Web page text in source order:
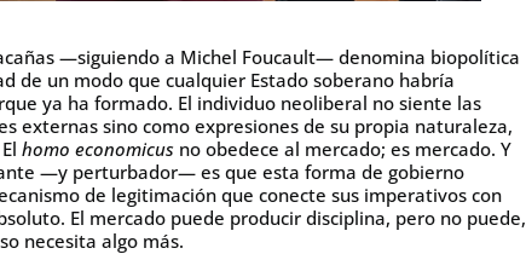
—siguiendo a Michel Foucault— denomina biopolítica
de un modo que cualquier Estado soberano habría
ya ha formado. El individuo neoliberal no siente las
externas sino como expresiones de su propia naturaleza,
homo economicus no obedece al mercado; es mercado. Y
—y perturbador— es que esta forma de gobierno
de legitimación que conecte sus imperativos con
El mercado puede producir disciplina, pero no puede,
necesita algo más.